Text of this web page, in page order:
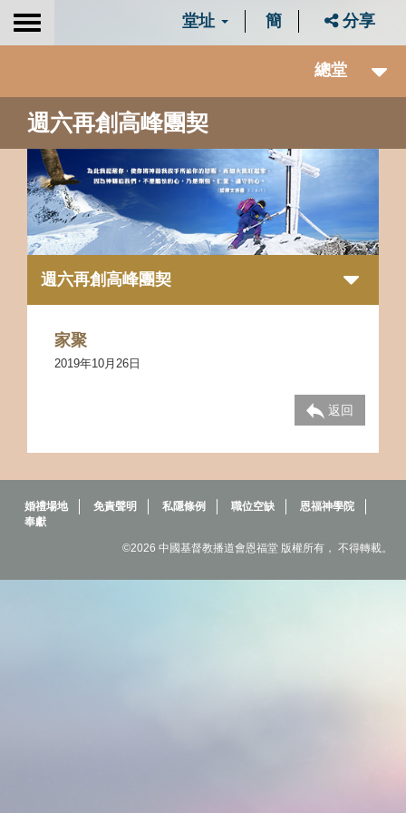
Toggle
堂址 簡 分享
總堂
週六再創高峰團契
週六再創高峰團契
家聚
2019年10月26日
返回
婚禮場地 免責聲明 私隱條例 職位空缺
恩福神學院
奉獻
©2026 中國基督教播道會恩福堂 版權所有， 不得轉載。